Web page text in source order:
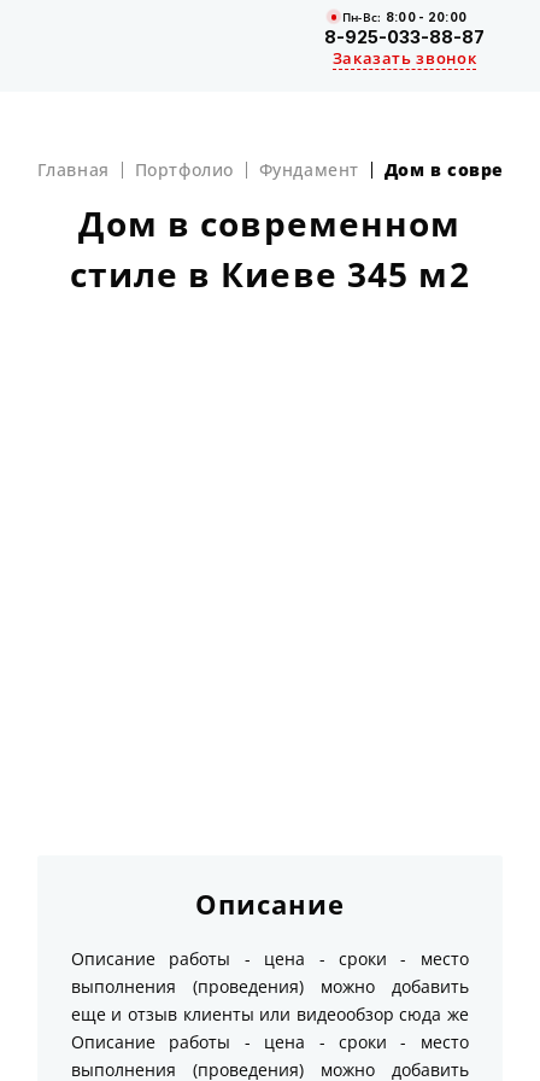
Пн-Вс: 8:00 - 20:00
8-925-033-88-87
Заказать звонок
Главная Портфолио Фундамент Дом в
Дом в современном
стиле в Киеве 345 м2
Описание
Описание работы - цена - сроки - место
выполнения (проведения) можно добавить
еще и отзыв клиенты или видеообзор сюда же
Описание работы - цена - сроки - место
выполнения (проведения) можно добавить